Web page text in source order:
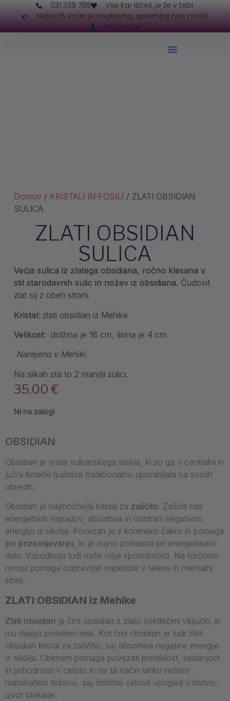
031 339 788
Vse kar iščeš, je že v tebi.
Naša FB stran je neaktivna, spremljaj nas na IG!
Moj račun
Domov / KRISTALI IN FOSILI / ZLATI OBSIDIAN
SULICA
ZLATI OBSIDIAN
SULICA
Večja sulica iz zlatega obsidiana, ročno klesana v
stil starodavnih sulic in nožev iz obsidiana. Čudovit
zlat sij z obeh strani.
Kristal: zlati obsidian iz Mehike
Velikost: dolžina je 18 cm, širina je 4 cm
Narejeno v Mehiki.
Na slikah sta to 2 manjši sulici.
35,00 €
Ni na zalogi
OBSIDIAN
Obsidian je vrsta vulkanskega stekla, ki so ga v centralni in
južni Ameriki ljudstva tradicionalno uporabljala na svojih
obredih.
Obsidian je najmočnejši kristal za zaščito. Zaščiti nas
energetskih napadov, absorbira in odstrani negativno
energijo iz okolja. Povezan je z korensko čakro in pomaga
pri prizemljevanju, ki je nujno potrebno pri energetskem
delu. Vzpodbuja tudi naše višje sposobnosti. Na fizičnem
nivoju pomaga odpravljati napetosti v telesu in mentalni
stres.
ZLATI OBSIDIAN iz Mehike
Zlati obsidian je črni obsidian z zlato svetlečimi vključki, ki
mu dajejo poseben lesk. Kot črni obsidian je tudi zlati
obsidian kristal za zaščito, saj absorbira negatine energije
iz okolja. Obenem pomaga povezati preteklost, sedanjost
in prihodnost v celoto in na ta način lahko rešimo
marsikatero težavo, saj dobimo celovit vpogled v bistvo,
izvor blokade.